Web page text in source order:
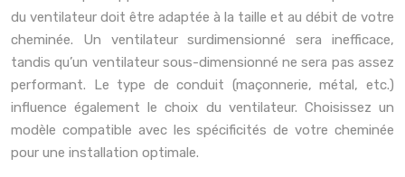
du ventilateur doit être adaptée à la taille et au débit de votre
cheminée. Un ventilateur surdimensionné sera inefficace,
tandis qu’un ventilateur sous-dimensionné ne sera pas assez
performant. Le type de conduit (maçonnerie, métal, etc.)
influence également le choix du ventilateur. Choisissez un
modèle compatible avec les spécificités de votre cheminée
pour une installation optimale.